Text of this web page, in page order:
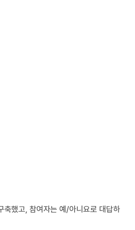
축했고, 참여자는 예/아니요로 대답하